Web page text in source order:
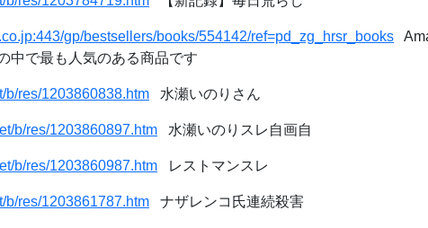
gp/bestsellers/books/554142/ref=pd_zg_hrsr_books
中で最も人気のある商品です
b/res/1203860838.htm 水瀬いのりさん
b/res/1203860897.htm 水瀬いのりスレ自画自
b/res/1203860987.htm レストマンスレ
b/res/1203861787.htm ナザレンコ氏連続殺害